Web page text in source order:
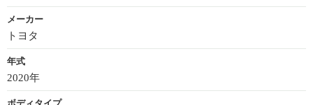
メーカー
トヨタ
年式
2020年